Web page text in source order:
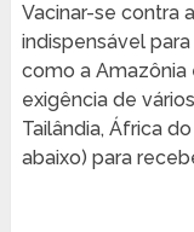
Vacinar-se contra a
indispensável
como a Amazônia
exigência de
Tailândia, África
abaixo) para